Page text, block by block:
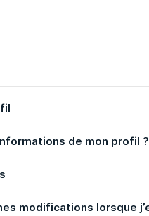
de mon profil ?
modifications lorsque